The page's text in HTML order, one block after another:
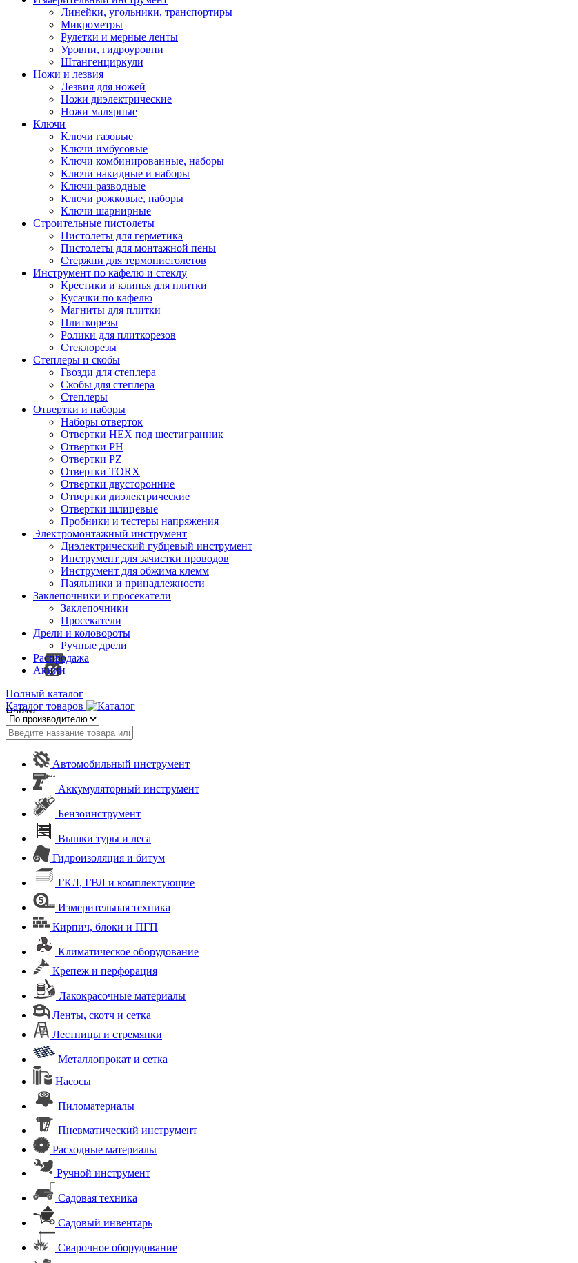
Линейки, угольники, транспортиры
Микрометры
Рулетки и мерные ленты
Уровни, гидроуровни
Штангенциркули
Ножи и лезвия
Лезвия для ножей
Ножи диэлектрические
Ножи малярные
Ключи
Ключи газовые
Ключи имбусовые
Ключи комбинированные, наборы
Ключи накидные и наборы
Ключи разводные
Ключи рожковые, наборы
Ключи шарнирные
Строительные пистолеты
Пистолеты для герметика
Пистолеты для монтажной пены
Стержни для термопистолетов
Инструмент по кафелю и стеклу
Крестики и клинья для плитки
Кусачки по кафелю
Магниты для плитки
Плиткорезы
Ролики для плиткорезов
Стеклорезы
Степлеры и скобы
Гвозди для степлера
Скобы для степлера
Степлеры
Отвертки и наборы
Наборы отверток
Отвертки HEX под шестигранник
Отвертки PH
Отвертки PZ
Отвертки TORX
Отвертки двусторонние
Отвертки диэлектрические
Отвертки шлицевые
Пробники и тестеры напряжения
Электромонтажный инструмент
Диэлектрический губцевый инструмент
Инструмент для зачистки проводов
Инструмент для обжима клемм
Паяльники и принадлежности
Заклепочники и просекатели
Заклепочники
Просекатели
Дрели и коловороты
Ручные дрели
Распродажа
Акции
Полный каталог
Каталог товаров
Найти
Автомобильный инструмент
Аккумуляторный инструмент
Бензоинструмент
Вышки туры и леса
Гидроизоляция и битум
ГКЛ, ГВЛ и комплектующие
Измерительная техника
Кирпич, блоки и ПГП
Климатическое оборудование
Крепеж и перфорация
Лакокрасочные материалы
Ленты, скотч и сетка
Лестницы и стремянки
Металлопрокат и сетка
Насосы
Пиломатериалы
Пневматический инструмент
Расходные материалы
Ручной инструмент
Садовая техника
Садовый инвентарь
Сварочное оборудование